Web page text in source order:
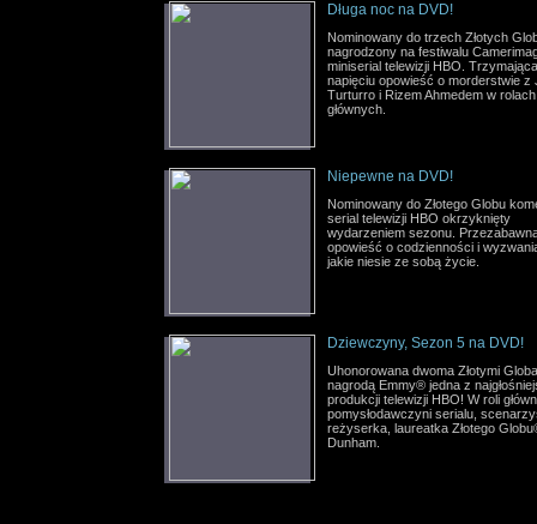
Długa noc na DVD!
Nominowany do trzech Złotych
nagrodzony na festiwalu
miniserial telewizji HBO.
napięciu opowieść o morderstwie z
Turturro i Rizem Ahmedem w rolach
głównych.
Niepewne na DVD!
Nominowany do Złotego Globu
serial telewizji HBO okrzyknięty
wydarzeniem sezonu.
opowieść o codzienności i
jakie niesie ze sobą życie.
Dziewczyny, Sezon 5 na DVD!
Uhonorowana dwoma Złotymi
nagrodą Emmy® jedna z
produkcji telewizji HBO! W roli
pomysłodawczyni serialu,
reżyserka, laureatka Złotego
Dunham.